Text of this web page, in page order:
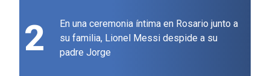
2
En una ceremonia íntima en Rosario junto a
su familia, Lionel Messi despide a su
padre Jorge